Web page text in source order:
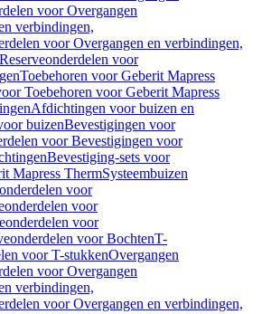
voor Overgangen
verbindingen,
voor Overgangen en verbindingen,
Reserveonderdelen voor
Toebehoren voor Geberit Mapress
Toebehoren voor Geberit Mapress
Afdichtingen voor buizen en
buizenBevestigingen voor
voor Bevestigingen voor
Bevestiging-sets voor
Mapress ThermSysteembuizen
voor
voor
voor
voor BochtenT-
voor T-stukkenOvergangen
voor Overgangen
verbindingen,
voor Overgangen en verbindingen,